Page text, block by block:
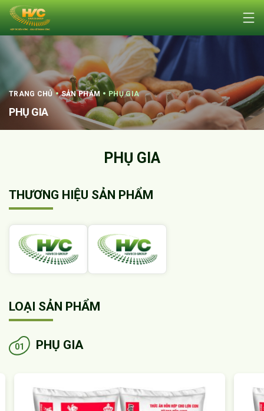
TRANG CHỦ SẢN PHẨM PHỤ GIA
PHỤ GIA
PHỤ GIA
THƯƠNG HIỆU SẢN PHẨM
LOẠI SẢN PHẨM
01 PHỤ GIA